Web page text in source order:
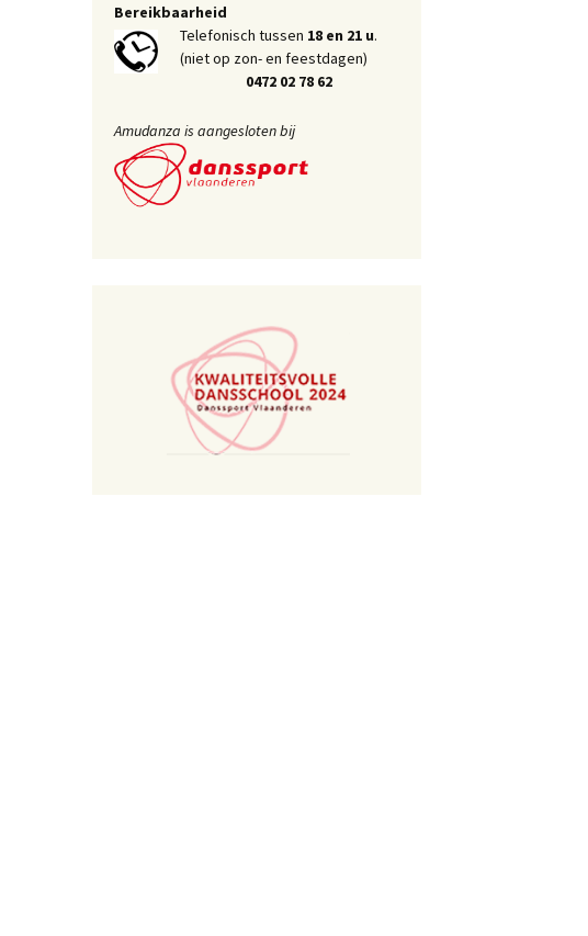
Bereikbaarheid
Telefonisch tussen 18 en 21 u.
(niet op zon- en feestdagen)
0472 02 78 62
Amudanza is aangesloten bij